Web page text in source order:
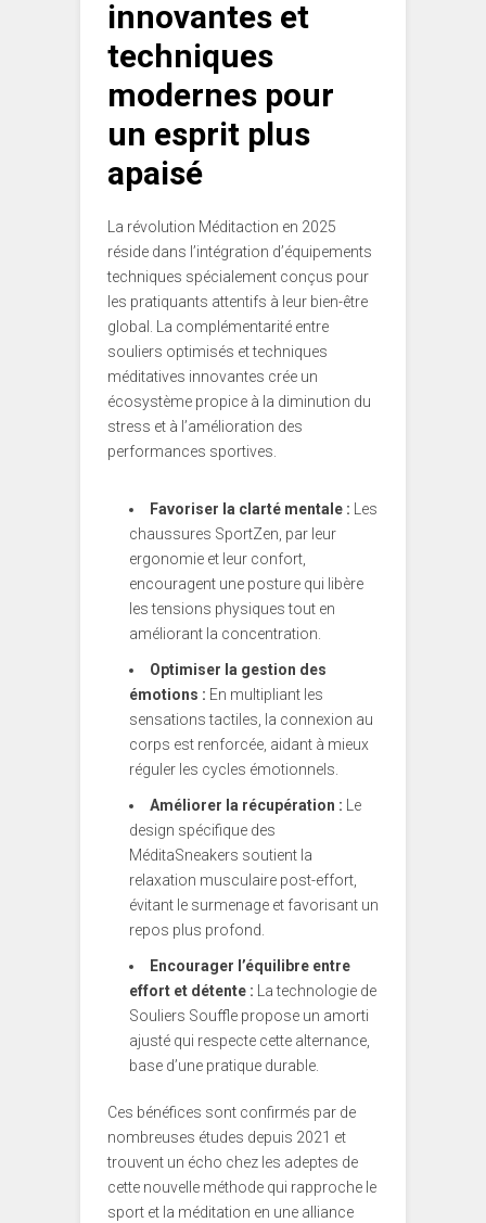
innovantes et
techniques
modernes pour
un esprit plus
apaisé
La révolution Méditaction en 2025
réside dans l’intégration d’équipements
techniques spécialement conçus pour
les pratiquants attentifs à leur bien-être
global. La complémentarité entre
souliers optimisés et techniques
méditatives innovantes crée un
écosystème propice à la diminution du
stress et à l’amélioration des
performances sportives.
Favoriser la clarté mentale : Les
chaussures SportZen, par leur
ergonomie et leur confort,
encouragent une posture qui libère
les tensions physiques tout en
améliorant la concentration.
Optimiser la gestion des
émotions : En multipliant les
sensations tactiles, la connexion au
corps est renforcée, aidant à mieux
réguler les cycles émotionnels.
Améliorer la récupération : Le
design spécifique des
MéditaSneakers soutient la
relaxation musculaire post-effort,
évitant le surmenage et favorisant un
repos plus profond.
Encourager l’équilibre entre
effort et détente : La technologie de
Souliers Souffle propose un amorti
ajusté qui respecte cette alternance,
base d’une pratique durable.
Ces bénéfices sont confirmés par de
nombreuses études depuis 2021 et
trouvent un écho chez les adeptes de
cette nouvelle méthode qui rapproche le
sport et la méditation en une alliance